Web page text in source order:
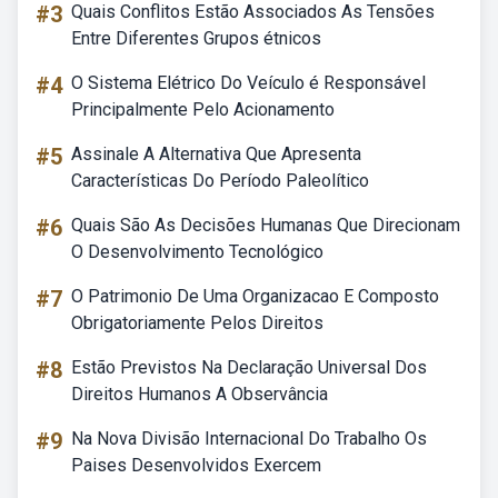
#3 Quais Conflitos Estão Associados As Tensões
Entre Diferentes Grupos étnicos
#4 O Sistema Elétrico Do Veículo é Responsável
Principalmente Pelo Acionamento
#5 Assinale A Alternativa Que Apresenta
Características Do Período Paleolítico
#6 Quais São As Decisões Humanas Que Direcionam
O Desenvolvimento Tecnológico
#7 O Patrimonio De Uma Organizacao E Composto
Obrigatoriamente Pelos Direitos
#8 Estão Previstos Na Declaração Universal Dos
Direitos Humanos A Observância
#9 Na Nova Divisão Internacional Do Trabalho Os
Paises Desenvolvidos Exercem